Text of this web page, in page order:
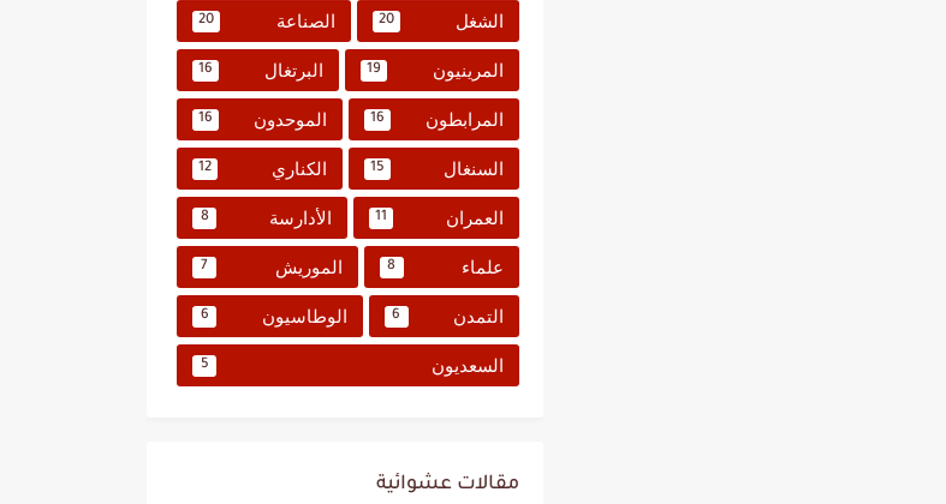
الشغل 20 الصناعة 20
المرينيون 19 البرتغال 16
المرابطون 16 الموحدون 16
السنغال 15 الكناري 12
العمران 11 الأدارسة 8
علماء 8 الموريش 7
التمدن 6 الوطاسيون 6
السعديون 5
مقالات عشوائية